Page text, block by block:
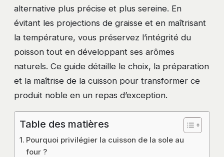
alternative plus précise et plus sereine. En
évitant les projections de graisse et en maîtrisant
la température, vous préservez l’intégrité du
poisson tout en développant ses arômes
naturels. Ce guide détaille le choix, la préparation
et la maîtrise de la cuisson pour transformer ce
produit noble en un repas d’exception.
Table des matières
Pourquoi privilégier la cuisson de la sole au
four ?